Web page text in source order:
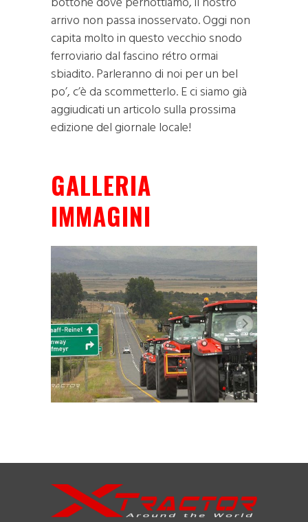
arrivo non passa inosservato. Oggi non
capita molto in questo vecchio snodo
ferroviario dal fascino rétro ormai
sbiadito. Parleranno di noi per un bel
po’, c’è da scommetterlo. E ci siamo già
aggiudicati un articolo sulla prossima
edizione del giornale locale!
GALLERIA
IMMAGINI